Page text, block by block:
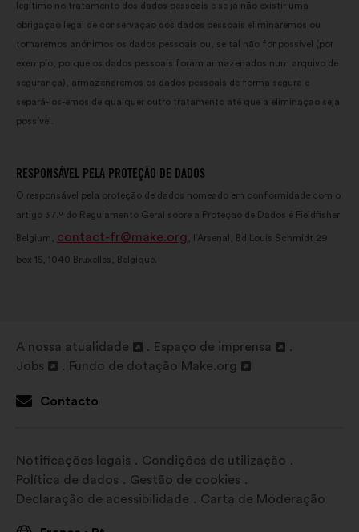
legítimo no tratamento dos dados pessoais e se já não existir uma
obrigação legal de conservação dos dados pessoais eliminaremos ou
tornaremos anónimos os dados pessoais ou, se tal não for possível (por
exemplo, porque os dados pessoais foram armazenados num arquivo de
segurança), armazenaremos os dados pessoais de forma segura e
separá-los-emos de qualquer outro tratamento até que a eliminação seja
possível.
RESPONSÁVEL PELA PROTEÇÃO DE DADOS
O responsável pela proteção de dados nomeado em conformidade com o
artigo 37.º do Regulamento Geral sobre a Proteção de Dados é Fieldfisher
Belgium, contact-fr@make.org , l’Arsenal, Bd Louis Schmidt 29
box 15, 1040 Bruxelles, Belgique.
A nossa atualidade
novo
Espaço de imprensa
Abertura
num
Jobs
Abertura
num
Fundo de dotação Make.org
num
Contacto
Notificações legais
Condições de utilização
Política de dados
Gestão de cookies
Declaração de acessibilidade
Carta de Moderação